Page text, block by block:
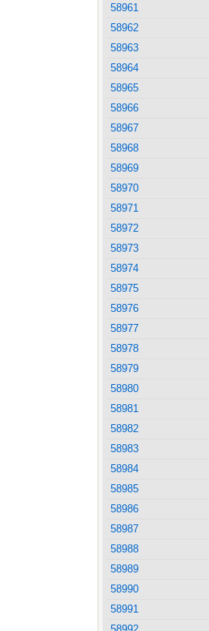
58961
58962
58963
58964
58965
58966
58967
58968
58969
58970
58971
58972
58973
58974
58975
58976
58977
58978
58979
58980
58981
58982
58983
58984
58985
58986
58987
58988
58989
58990
58991